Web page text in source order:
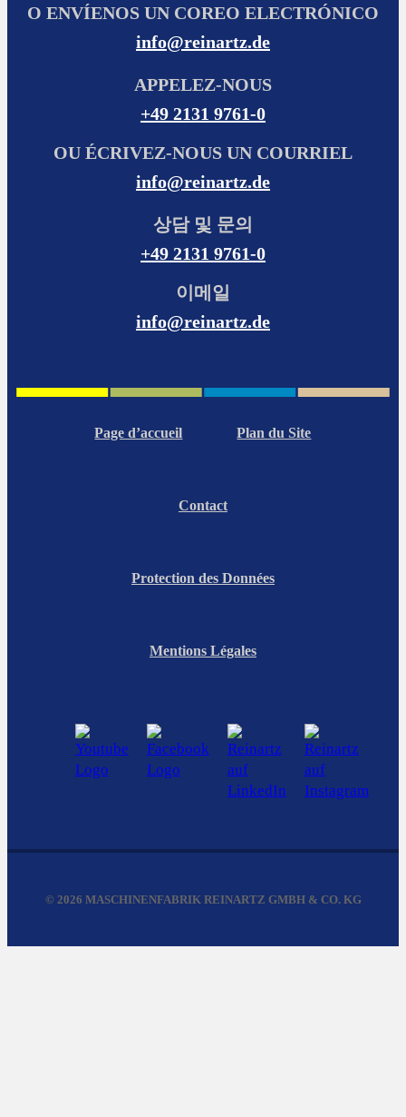
O ENVÍENOS UN COREO ELECTRÓNICO
info@reinartz.de
APPELEZ-NOUS
+49 2131 9761-0
OU ÉCRIVEZ-NOUS UN COURRIEL
info@reinartz.de
상담 및 문의
+49 2131 9761-0
이메일
info@reinartz.de
Page d’accueil Plan du Site
Contact
Protection des Données
Mentions Légales
© 2026 MASCHINENFABRIK REINARTZ GMBH & CO. KG